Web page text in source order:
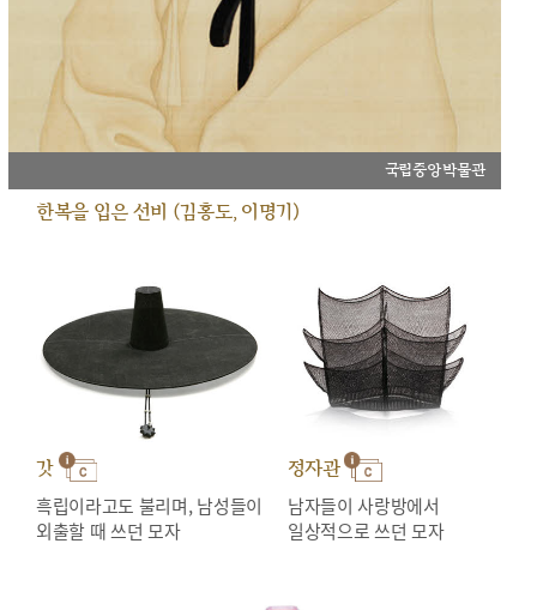
국립중앙박물관
한복을 입은 선비 (김홍도, 이명기)
갓
흑립이라고도 불리며, 남성들이
외출할 때 쓰던 모자
정자관
남자들이 사랑방에서
일상적으로 쓰던 모자